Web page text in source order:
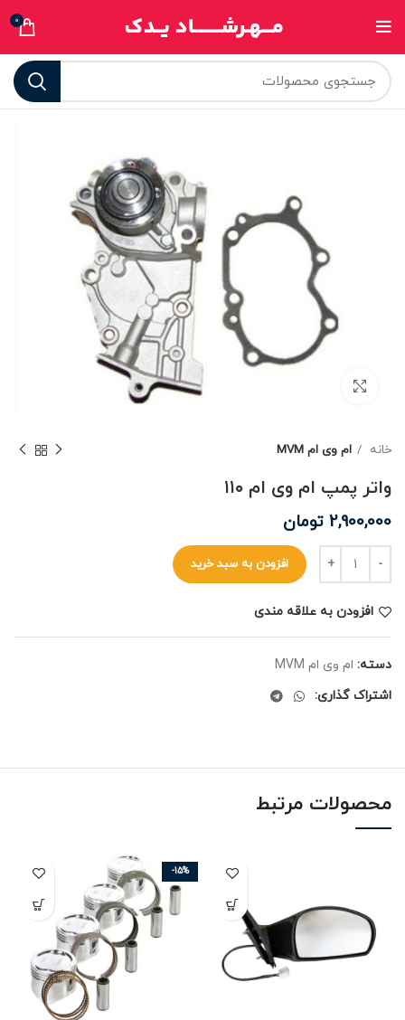
0
خانه ام وی ام MVM
واتر پمپ ام وی ام ۱۱۰
2,900,000 تومان
افزودن به سبد خرید
افزودن به علاقه مندی
دسته: ام وی ام MVM
اشتراک گذاری:
محصولات مرتبط
-15%